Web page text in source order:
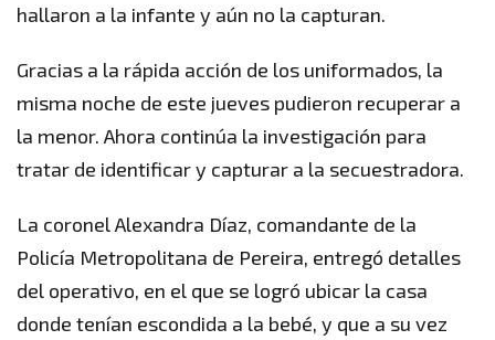
hallaron a la infante y aún no la capturan.
Gracias a la rápida acción de los uniformados, la
misma noche de este jueves pudieron recuperar a
la menor. Ahora continúa la investigación para
tratar de identificar y capturar a la secuestradora.
La coronel Alexandra Díaz, comandante de la
Policía Metropolitana de Pereira, entregó detalles
del operativo, en el que se logró ubicar la casa
donde tenían escondida a la bebé, y que a su vez